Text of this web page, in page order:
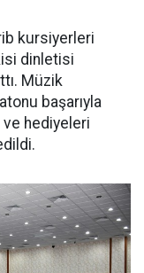
kursiyerleri
dinletisi
Müzik
başarıyla
hediyeleri